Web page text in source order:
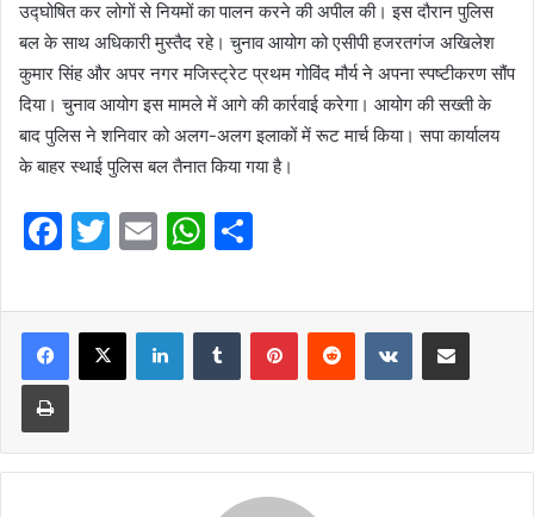
उद्घोषित कर लोगों से नियमों का पालन करने की अपील की। इस दौरान पुलिस
बल के साथ अधिकारी मुस्तैद रहे। चुनाव आयोग को एसीपी हजरतगंज अखिलेश
कुमार सि‍ंह और अपर नगर मजिस्ट्रेट प्रथम गोवि‍ंद मौर्य ने अपना स्पष्टीकरण सौंप
दिया। चुनाव आयोग इस मामले में आगे की कार्रवाई करेगा। आयोग की सख्ती के
बाद पुलिस ने शनिवार को अलग-अलग इलाकों में रूट मार्च किया। सपा कार्यालय
के बाहर स्थाई पुलिस बल तैनात किया गया है।
F
c
e
b
o
o
T
itt
er
E
ai
l
W
at
s
A
p
ar
e
LinkedInTumblr PinterestReddit VKontakteShare via Email
Print